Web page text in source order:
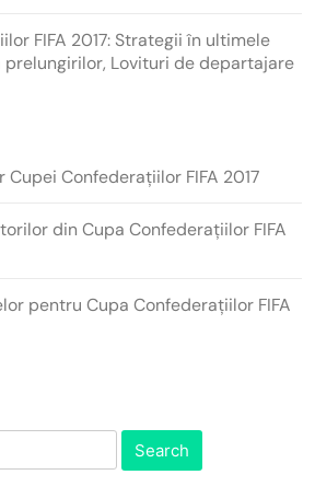
FIFA 2017: Strategii în ultimele
prelungirilor, Lovituri de departajare
Confederațiilor FIFA 2017
din Cupa Confederațiilor FIFA
pentru Cupa Confederațiilor FIFA